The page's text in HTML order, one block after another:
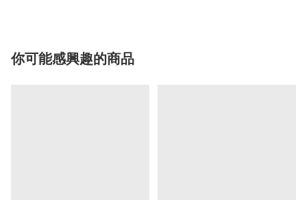
你可能感興趣的商品